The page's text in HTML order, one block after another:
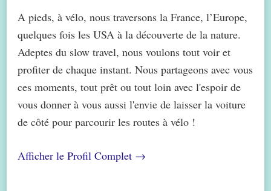
A pieds, à vélo, nous traversons la France, l’Europe,
quelques fois les USA à la découverte de la nature.
Adeptes du slow travel, nous voulons tout voir et
profiter de chaque instant. Nous partageons avec vous
ces moments, tout prêt ou tout loin avec l'espoir de
vous donner à vous aussi l'envie de laisser la voiture
de côté pour parcourir les routes à vélo !
Afficher le Profil Complet →